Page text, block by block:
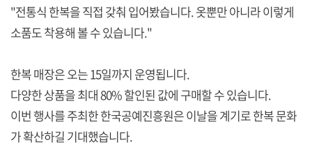
"전통식 한복을 직접 갖춰 입어봤습니다. 옷뿐만 아니라 이렇게
소품도 착용해 볼 수 있습니다."
한복 매장은 오는 15일까지 운영됩니다.
다양한 상품을 최대 80% 할인된 값에 구매할 수 있습니다.
이번 행사를 주최한 한국공예진흥원은 이날을 계기로 한복 문화
가 확산하길 기대했습니다.